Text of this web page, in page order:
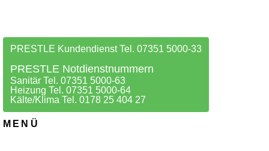
PRESTLE Kundendienst Tel. 07351 5000-33
PRESTLE Notdienstnummern
Sanitär Tel. 07351 5000-63
Heizung Tel. 07351 5000-64
Kälte/Klima Tel. 0178 25 404 27
MENÜ